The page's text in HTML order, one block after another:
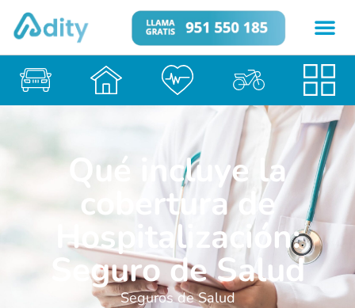
Qué incluye la
cobertura de
Hospitalización:
Seguro de Salud
Seguros de Salud